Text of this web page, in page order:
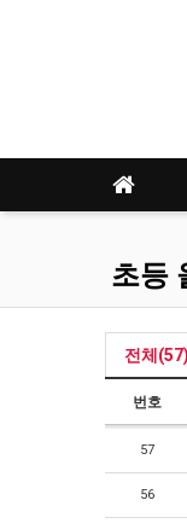
초등
전체(57)
번호
57
56